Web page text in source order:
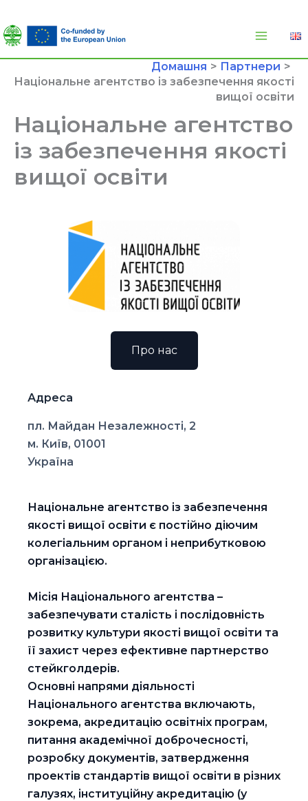
до
вмісту
Домашня
Партнери
Національне агентство із забезпечення якості
вищої освіти
Національне агентство
із забезпечення якості
вищої освіти
Про нас
Адреса
пл. Майдан Незалежності, 2
м. Київ, 01001
Україна
Національне агентство із забезпечення
якості вищої освіти є постійно діючим
колегіальним органом і неприбутковою
організацією.
Місія Національного агентства –
забезпечувати сталість і послідовність
розвитку культури якості вищої освіти та
її захист через ефективне партнерство
стейкголдерів.
Основні напрями діяльності
Національного агентства включають,
зокрема, акредитацію освітніх програм,
питання академічної доброчесності,
розробку документів, затвердження
проектів стандартів вищої освіти в різних
галузях, інституційну акредитацію (у